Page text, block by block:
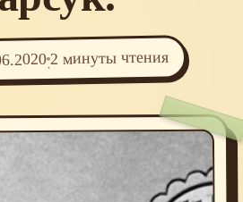
·
2 минуты чтения